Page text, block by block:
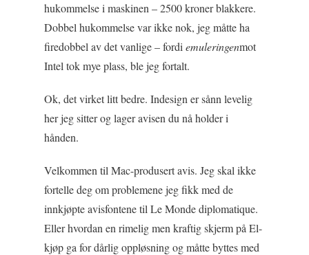
hukommelse i maskinen – 2500 kroner blakkere.
Dobbel hukommelse var ikke nok, jeg måtte ha
firedobbel av det vanlige – fordi emuleringenmot
Intel tok mye plass, ble jeg fortalt.
Ok, det virket litt bedre. Indesign er sånn levelig
her jeg sitter og lager avisen du nå holder i
hånden.
Velkommen til Mac-produsert avis. Jeg skal ikke
fortelle deg om problemene jeg fikk med de
innkjøpte avisfontene til Le Monde diplomatique.
Eller hvordan en rimelig men kraftig skjerm på El-
kjøp ga for dårlig oppløsning og måtte byttes med